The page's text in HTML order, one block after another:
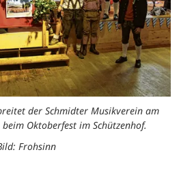
der Schmidter Musikverein am
Oktoberfest im Schützenhof.
Frohsinn